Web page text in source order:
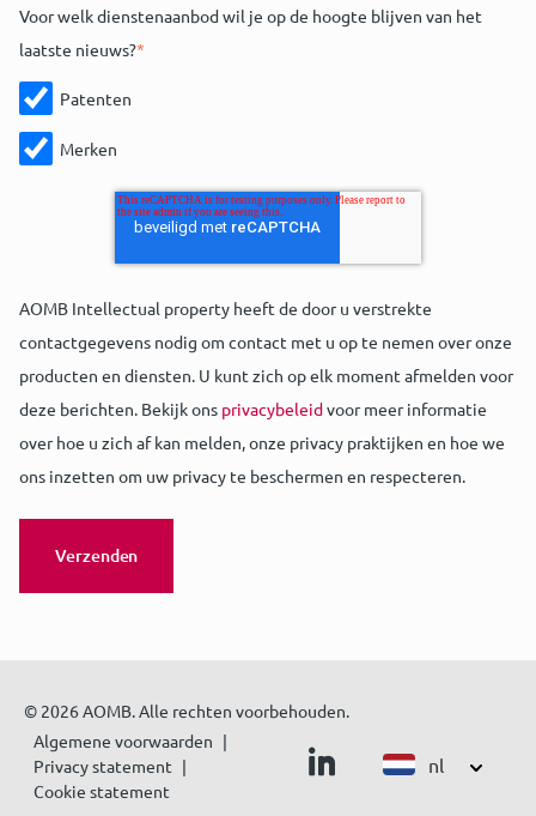
Voor welk dienstenaanbod wil je op de hoogte blijven van het
laatste nieuws?*
Patenten
Merken
AOMB Intellectual property heeft de door u verstrekte
contactgegevens nodig om contact met u op te nemen over onze
producten en diensten. U kunt zich op elk moment afmelden voor
deze berichten. Bekijk ons privacybeleidvoor meer informatie
over hoe u zich af kan melden, onze privacy praktijken en hoe we
ons inzetten om uw privacy te beschermen en respecteren.
© 2026 AOMB. Alle rechten voorbehouden.
Algemene voorwaarden
Privacy statement
Cookie statement
nl